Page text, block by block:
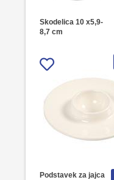
Skodelica 10 x5,9-
8,7 cm
Podstavek za jajca